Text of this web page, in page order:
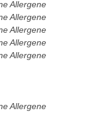
Allergene
Allergene
Allergene
Allergene
Allergene
Allergene